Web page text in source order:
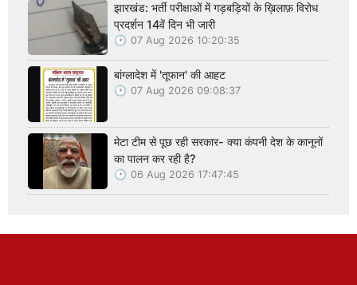
झारखंड: भर्ती परीक्षाओं में गड़बड़ियों के ख़िलाफ़ विरोध
प्रदर्शन 14वें दिन भी जारी
07 Aug 2026 10:20:35
बांग्लादेश में 'तूफान' की आहट
07 Aug 2026 09:08:37
मेटा टीम से पूछ रही सरकार- क्या कंपनी देश के कानूनों
का पालन कर रही है?
06 Aug 2026 17:47:45